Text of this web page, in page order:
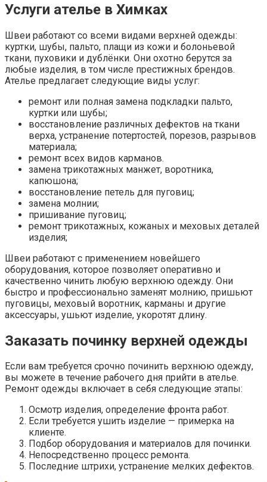
Услуги ателье в Химках
Швеи работают со всеми видами верхней одежды:
куртки, шубы, пальто, плащи из кожи и болоньевой
ткани, пуховики и дублёнки. Они охотно берутся за
любые изделия, в том числе престижных брендов.
Ателье предлагает следующие виды услуг:
ремонт или полная замена подкладки пальто,
куртки или шубы;
восстановление различных дефектов на ткани
верха, устранение потертостей, порезов, разрывов
материала;
ремонт всех видов карманов.
замена трикотажных манжет, воротника,
капюшона;
восстановление петель для пуговиц;
замена молнии;
пришивание пуговиц;
ремонт трикотажных, кожаных и меховых деталей
изделия;
Швеи работают с применением новейшего
оборудования, которое позволяет оперативно и
качественно чинить любую верхнюю одежду. Они
быстро и профессионально заменят молнию, пришьют
пуговицы, меховый воротник, карманы и другие
аксессуары, ушьют изделие, укоротят длину.
Заказать починку верхней одежды
Если вам требуется срочно починить верхнюю одежду,
вы можете в течение рабочего дня прийти в ателье.
Ремонт одежды включает в себя следующие этапы:
Осмотр изделия, определение фронта работ.
Если требуется ушить изделие — примерка на
клиенте.
Подбор оборудования и материалов для починки.
Непосредственно процесс ремонта.
Последние штрихи, устранение мелких дефектов.